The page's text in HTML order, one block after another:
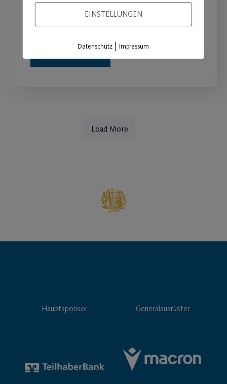
Ferienschwimmkurse in den
Herbstferien ist online!
Load More
Hauptsponsor Generalausrüster
EINSTELLUNGEN
Datenschutz |Impressum